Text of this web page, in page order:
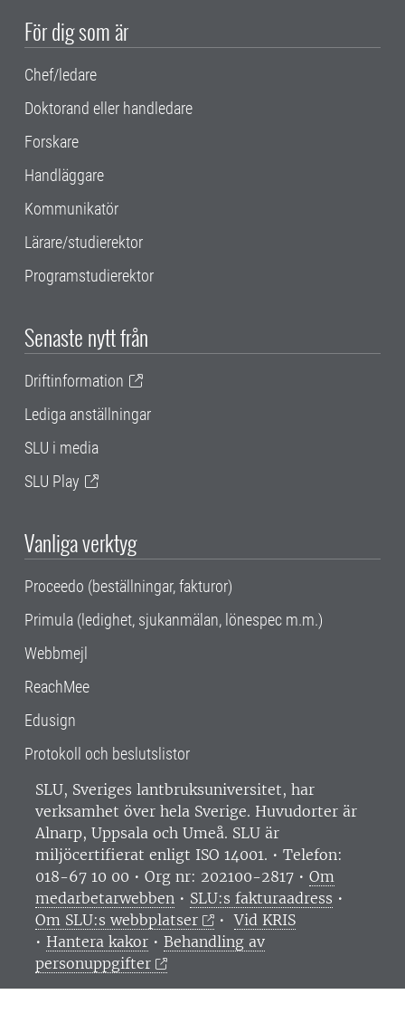
För dig som är
Chef/ledare
Doktorand eller handledare
Forskare
Handläggare
Kommunikatör
Lärare/studierektor
Programstudierektor
Senaste nytt från
Driftinformation
Lediga anställningar
SLU i media
SLU Play
Vanliga verktyg
Proceedo (beställningar, fakturor)
Primula (ledighet, sjukanmälan, lönespec m.m.)
Webbmejl
ReachMee
Edusign
Protokoll och beslutslistor
SLU, Sveriges lantbruksuniversitet, har
verksamhet över hela Sverige. Huvudorter är
Alnarp, Uppsala och Umeå. SLU är
miljöcertifierat enligt ISO 14001. • Telefon:
018-67 10 00 • Org nr: 202100-2817 • Om
medarbetarwebben • SLU:s fakturaadress •
Om SLU:s webbplatser
•Vid KRIS
• Hantera kakor • Behandling av
personuppgifter